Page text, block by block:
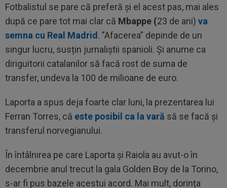
Fotbalistul se pare că preferă și el acest pas, mai ales
după ce pare tot mai clar că Mbappe (23 de ani) va
semna cu Real Madrid . ”Afacerea” depinde de un
singur lucru, susțin jurnaliștii spanioli. Și anume ca
diriguitorii catalanilor să facă rost de suma de
transfer, undeva la 100 de milioane de euro.
Laporta a spus deja foarte clar luni, la prezentarea lui
Ferran Torres, că este posibil ca la vară să se facă și
transferul norvegianului.
În întâlnirea pe care Laporta și Raiola au avut-o în
decembrie anul trecut la gala Golden Boy de la Torino,
s-ar fi pus bazele acestui acord. Mai mult, dorința